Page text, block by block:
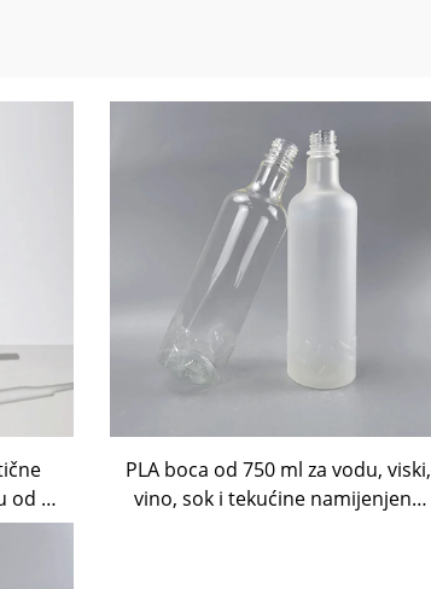
od 2
PLA boca od 750 ml za vodu, viski,
vino, sok i tekućine namijenjene